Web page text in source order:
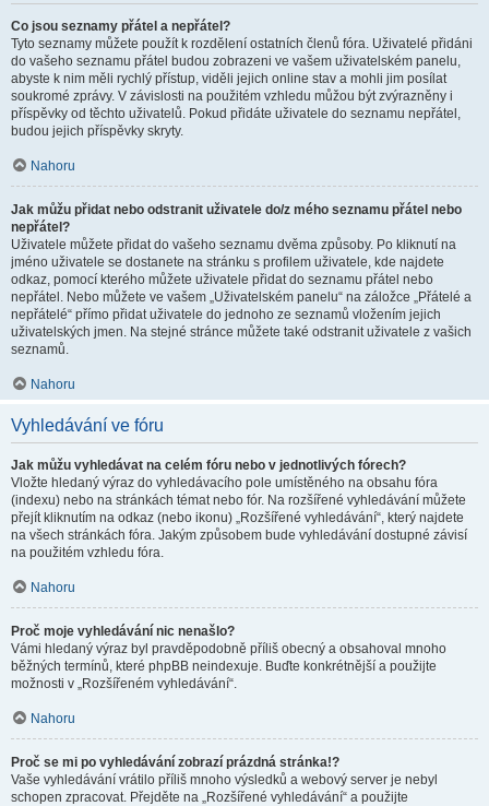
Co jsou seznamy přátel a nepřátel?
Tyto seznamy můžete použít k rozdělení ostatních členů fóra. Uživatelé přidáni
do vašeho seznamu přátel budou zobrazeni ve vašem uživatelském panelu,
abyste k nim měli rychlý přístup, viděli jejich online stav a mohli jim posílat
soukromé zprávy. V závislosti na použitém vzhledu můžou být zvýrazněny i
příspěvky od těchto uživatelů. Pokud přidáte uživatele do seznamu nepřátel,
budou jejich příspěvky skryty.
Nahoru
Jak můžu přidat nebo odstranit uživatele do/z mého seznamu přátel nebo
nepřátel?
Uživatele můžete přidat do vašeho seznamu dvěma způsoby. Po kliknutí na
jméno uživatele se dostanete na stránku s profilem uživatele, kde najdete
odkaz, pomocí kterého můžete uživatele přidat do seznamu přátel nebo
nepřátel. Nebo můžete ve vašem „Uživatelském panelu“ na záložce „Přátelé a
nepřátelé“ přímo přidat uživatele do jednoho ze seznamů vložením jejich
uživatelských jmen. Na stejné stránce můžete také odstranit uživatele z vašich
seznamů.
Nahoru
Vyhledávání ve fóru
Jak můžu vyhledávat na celém fóru nebo v jednotlivých fórech?
Vložte hledaný výraz do vyhledávacího pole umístěného na obsahu fóra
(indexu) nebo na stránkách témat nebo fór. Na rozšířené vyhledávání můžete
přejít kliknutím na odkaz (nebo ikonu) „Rozšířené vyhledávání“, který najdete
na všech stránkách fóra. Jakým způsobem bude vyhledávání dostupné závisí
na použitém vzhledu fóra.
Nahoru
Proč moje vyhledávání nic nenašlo?
Vámi hledaný výraz byl pravděpodobně příliš obecný a obsahoval mnoho
běžných termínů, které phpBB neindexuje. Buďte konkrétnější a použijte
možnosti v „Rozšířeném vyhledávání“.
Nahoru
Proč se mi po vyhledávání zobrazí prázdná stránka!?
Vaše vyhledávání vrátilo příliš mnoho výsledků a webový server je nebyl
schopen zpracovat. Přejděte na „Rozšířené vyhledávání“ a použijte